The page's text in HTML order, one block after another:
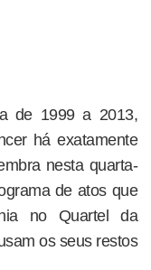
de 1999 a 2013,
há exatamente
nesta quarta-
de atos que
no Quartel da
os seus restos